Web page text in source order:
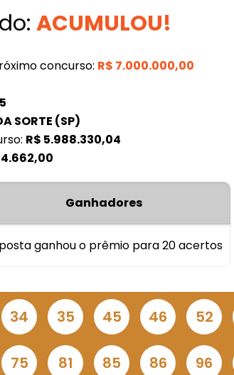
ACUMULOU!
concurso: R$ 7.000.000,00
SORTE (SP)
R$ 5.988.330,04
Ganhadores
ganhou o prêmio para 20 acertos
34 35 45 46 52
75 81 85 86 96